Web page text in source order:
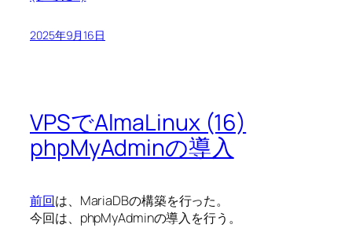
2025年9月16日
VPSでAlmaLinux (16)
phpMyAdminの導入
前回は、MariaDBの構築を行った。
今回は、phpMyAdminの導入を行う。